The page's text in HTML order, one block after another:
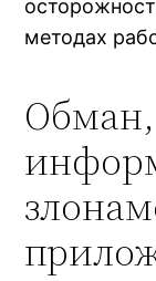
методах